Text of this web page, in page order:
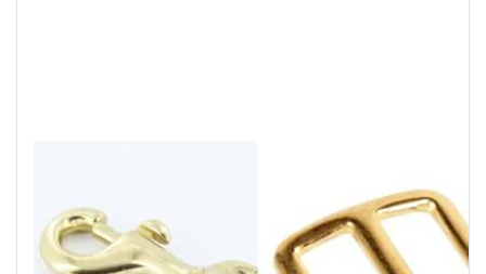
59x15mm
Messing - 15mm
Durchlass - 10
Schiebeschnalle
aus Messing, für
20mm